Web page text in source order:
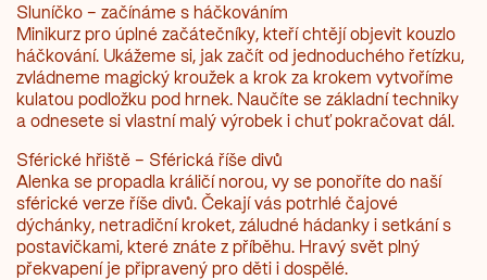
Sluníčko – začínáme s háčkováním
Minikurz pro úplné začátečníky, kteří chtějí objevit kouzlo
háčkování. Ukážeme si, jak začít od jednoduchého řetízku,
zvládneme magický kroužek a krok za krokem vytvoříme
kulatou podložku pod hrnek. Naučíte se základní techniky
a odnesete si vlastní malý výrobek i chuť pokračovat dál.
Sférické hřiště – Sférická říše divů
Alenka se propadla králičí norou, vy se ponoříte do naší
sférické verze říše divů. Čekají vás potrhlé čajové
dýchánky, netradiční kroket, záludné hádanky i setkání s
postavičkami, které znáte z příběhu. Hravý svět plný
překvapení je připravený pro děti i dospělé.